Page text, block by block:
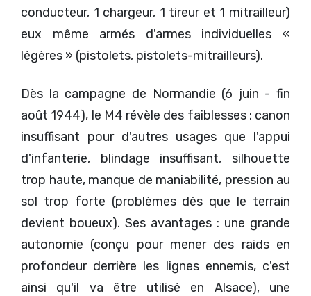
conducteur, 1 chargeur, 1 tireur et 1 mitrailleur)
eux même armés d'armes individuelles «
légères » (pistolets, pistolets-mitrailleurs).
Dès la campagne de Normandie (6 juin - fin
août 1944), le M4 révèle des faiblesses : canon
insuffisant pour d'autres usages que l'appui
d'infanterie, blindage insuffisant, silhouette
trop haute, manque de maniabilité, pression au
sol trop forte (problèmes dès que le terrain
devient boueux). Ses avantages : une grande
autonomie (conçu pour mener des raids en
profondeur derrière les lignes ennemis, c'est
ainsi qu'il va être utilisé en Alsace), une